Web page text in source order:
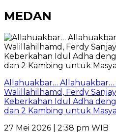
MEDAN
Allahuakbar…
Walillahilhamd, Ferdy
Keberkahan Idul Adha
dan 2 Kambing untuk
27 Mei 2026 | 2:38 pm WIB